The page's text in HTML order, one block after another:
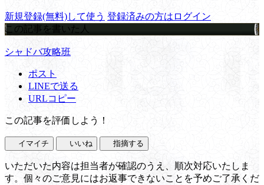
新規登録(無料)して使う 登録済みの方はログイン
この記事を書いた人
シャドバ攻略班
ポスト
LINEで送る
URLコピー
この記事を評価しよう！
イマイチ いいね 指摘する
いただいた内容は担当者が確認のうえ、順次対応いたしま
す。個々のご意見にはお返事できないことを予めご了承くだ